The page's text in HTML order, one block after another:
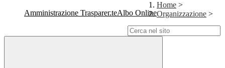
Amministrazione TrasparenteAlbo Online
Home >
Organizzazione >